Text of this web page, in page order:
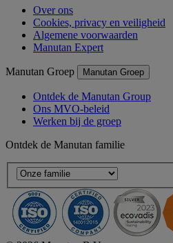
Over ons
Cookies, privacy en veiligheid
Algemene voorwaarden
Manutan Expert
Manutan Groep Manutan Groep
Ontdek de Manutan Group
Ons MVO-beleid
Werken bij de groep
Ontdek de Manutan familie